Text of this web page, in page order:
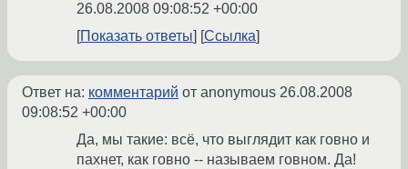
26.08.2008 09:08:52 +00:00
Показать ответы
Ссылка
Ответ на: комментарий от anonymous 26.08.2008
09:08:52 +00:00
Да, мы такие: всё, что выглядит как говно и
пахнет, как говно -- называем говном. Да!